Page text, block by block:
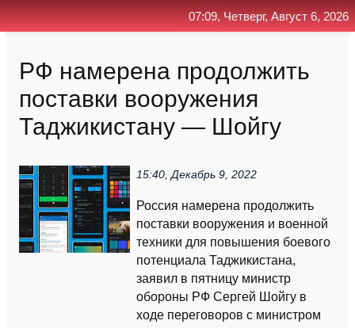
РФ намерена продолжить
поставки вооружения
Таджикистану — Шойгу
15:40, Декабрь 9, 2022
Россия намерена продолжить
поставки вооружения и военной
техники для повышения боевого
потенциала Таджикистана,
заявил в пятницу министр
обороны РФ Сергей Шойгу в
ходе переговоров с министром
07:09, Четверг, Август 6, 2026